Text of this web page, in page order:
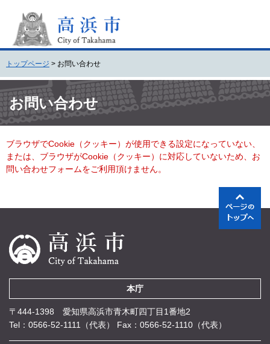
頭
で
す
。
飛
ば
し
て
本
へ
トップページ > お問い合わせ
文 お問い合わせ
ブラウザでCookie（クッキー）が使用できる設定になっていない、
または、ブラウザがCookie（クッキー）に対応していないため、お
問い合わせフォームをご利用頂けません。
本庁
〒444-1398 愛知県高浜市青木町四丁目1番地2
Tel：0566-52-1111（代表）
Fax：0566-52-1110（代表）